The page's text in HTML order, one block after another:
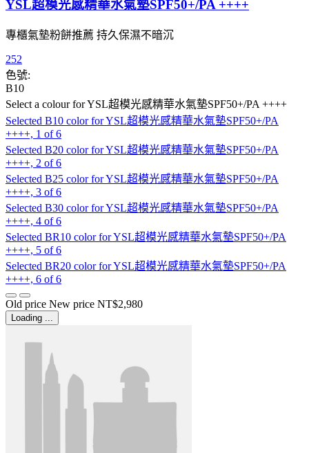
YSL超模光感精華水氣墊SPF50+/PA ++++
專櫃氣墊粉餅推薦 持久保濕不暗沉
252
色號:
B10
Select a colourfor YSL超模光感精華水氣墊SPF50+/PA ++++
Selected B10 color for YSL超模光感精華水氣墊SPF50+/PA
++++, 1 of 6
Selected B20 color for YSL超模光感精華水氣墊SPF50+/PA
++++, 2 of 6
Selected B25 color for YSL超模光感精華水氣墊SPF50+/PA
++++, 3 of 6
Selected B30 color for YSL超模光感精華水氣墊SPF50+/PA
++++, 4 of 6
Selected BR10 color for YSL超模光感精華水氣墊SPF50+/PA
++++, 5 of 6
Selected BR20 color for YSL超模光感精華水氣墊SPF50+/PA
++++, 6 of 6
Old price New price NT$2,980
Loading ...